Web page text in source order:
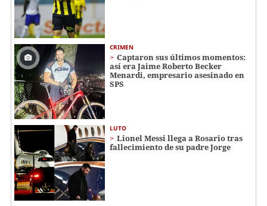
CRIMEN
Captaron sus últimos momentos:
así era Jaime Roberto Becker
Menardi​​​, empresario asesinado en
SPS
LUTO
Lionel Messi llega a Rosario tras
fallecimiento de su padre Jorge